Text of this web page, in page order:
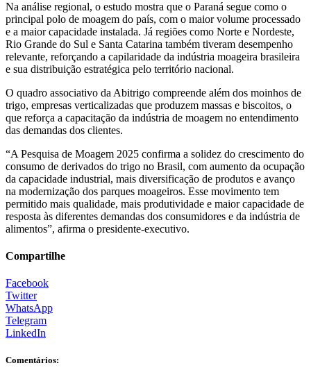
Na análise regional, o estudo mostra que o Paraná segue como o
principal polo de moagem do país, com o maior volume processado
e a maior capacidade instalada. Já regiões como Norte e Nordeste,
Rio Grande do Sul e Santa Catarina também tiveram desempenho
relevante, reforçando a capilaridade da indústria moageira brasileira
e sua distribuição estratégica pelo território nacional.
O quadro associativo da Abitrigo compreende além dos moinhos de
trigo, empresas verticalizadas que produzem massas e biscoitos, o
que reforça a capacitação da indústria de moagem no entendimento
das demandas dos clientes.
“A Pesquisa de Moagem 2025 confirma a solidez do crescimento do
consumo de derivados do trigo no Brasil, com aumento da ocupação
da capacidade industrial, mais diversificação de produtos e avanço
na modernização dos parques moageiros. Esse movimento tem
permitido mais qualidade, mais produtividade e maior capacidade de
resposta às diferentes demandas dos consumidores e da indústria de
alimentos”, afirma o presidente-executivo.
Compartilhe
Facebook
Twitter
WhatsApp
Telegram
LinkedIn
Comentários: